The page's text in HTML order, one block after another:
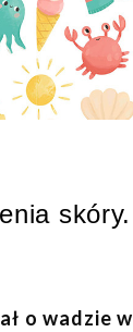
skóry.
o wadzie w